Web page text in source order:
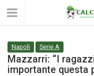
Napoli Serie A
Mazzarri: “I
importante questa